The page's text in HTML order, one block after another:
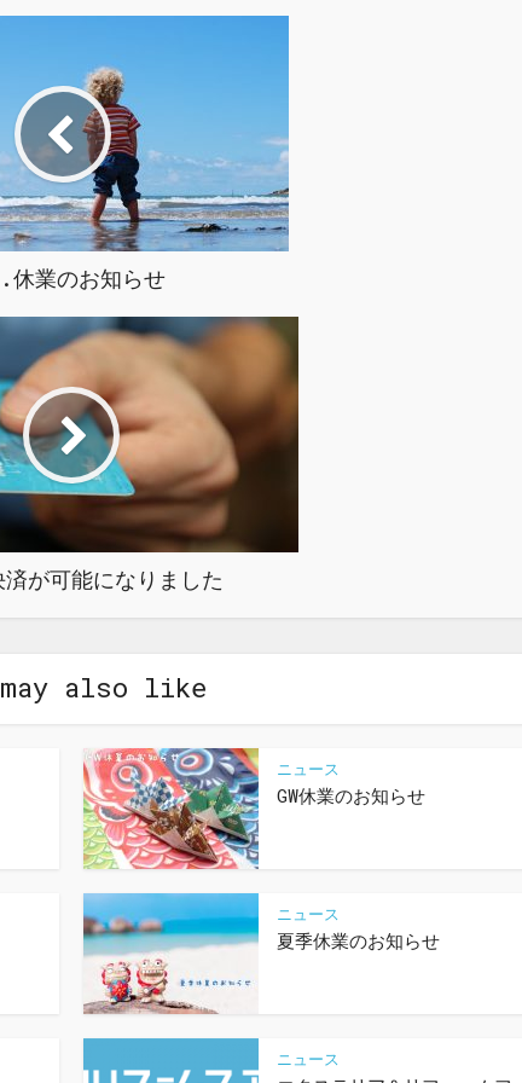
休業のお知らせ
が可能になりました
also like
ニュース
GW休業のお知らせ
ニュース
夏季休業のお知らせ
ニュース